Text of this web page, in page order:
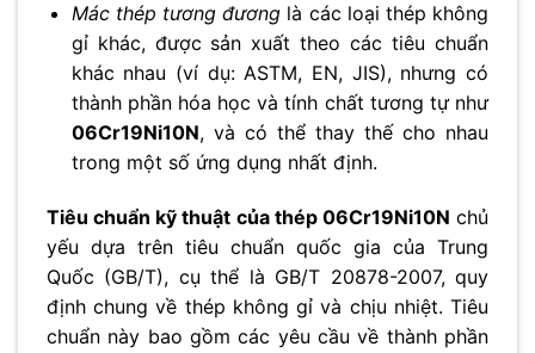
Mác thép tương đương là các loại thép không
gỉ khác, được sản xuất theo các tiêu chuẩn
khác nhau (ví dụ: ASTM, EN, JIS), nhưng có
thành phần hóa học và tính chất tương tự như
06Cr19Ni10N, và có thể thay thế cho nhau
trong một số ứng dụng nhất định.
Tiêu chuẩn kỹ thuật của thép 06Cr19Ni10N chủ
yếu dựa trên tiêu chuẩn quốc gia của Trung
Quốc (GB/T), cụ thể là GB/T 20878-2007, quy
định chung về thép không gỉ và chịu nhiệt. Tiêu
chuẩn này bao gồm các yêu cầu về thành phần